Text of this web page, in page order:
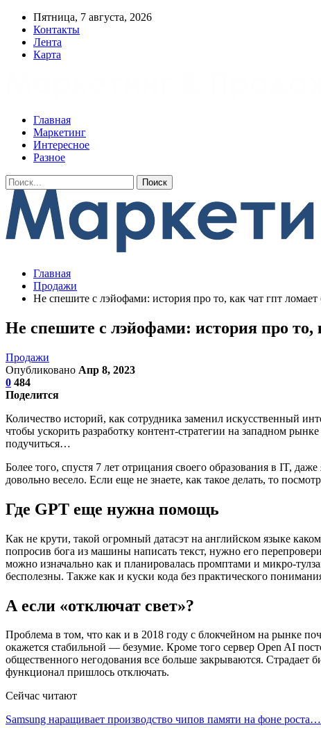
Пятница, 7 августа, 2026
Контакты
Лента
Карта
Главная
Маркетинг
Интересное
Разное
Главная
Продажи
Не спешите с лэйофами: история про то, как чат гпт ломает
Не спешите с лэйофами: история про то,
Продажи
Опубликовано Апр 8, 2023
0 484
Поделится
Количество историй, как сотрудника заменил искусственный
чтобы ускорить разработку контент-стратегии на западном
подучиться…
Более того, спустя 7 лет отрицания своего образования в IT,
довольно весело. Если еще не знаете, как такое делать, то
Где GPT еще нужна помощь
Как не крути, такой огромный датасэт на английском языке
попросив бога из машины написать текст, нужно его
можно изначально как и планировалась промптами и микро-
бесполезны. Также как и куски кода без практического
А если «отключат свет»?
Проблема в том, что как и в 2018 году с блокчейном на рынке
окажется стабильной — безумие. Кроме того сервер Open AI
общественного негодования все больше закрываются. Страдает
функционал пришлось отключать.
Сейчас читают
Samsung наращивает производство чипов памяти на фоне роста…